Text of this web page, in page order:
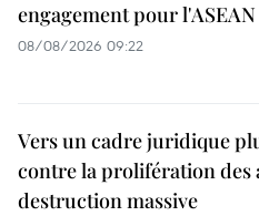
engagement pour l'ASEAN
08/08/2026 09:22
Vers un cadre juridique
contre la prolifération des
destruction massive